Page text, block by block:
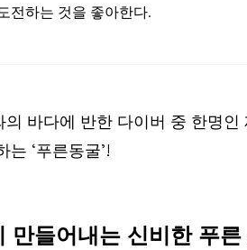
전하는 것을 좋아한다.
의 바다에 반한 다이버 중 한명
는 ‘푸른동굴’!
만들어내는 신비한 푸른